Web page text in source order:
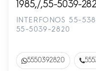
1985,/,55-5039-
INTERFONOS 55-
55-5039-2820
5550392820